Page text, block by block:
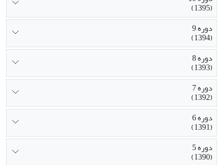
(1395)
دوره 9
(1394)
دوره 8
(1393)
دوره 7
(1392)
دوره 6
(1391)
دوره 5
(1390)